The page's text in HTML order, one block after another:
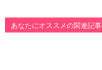
あなたにオススメの関連記事